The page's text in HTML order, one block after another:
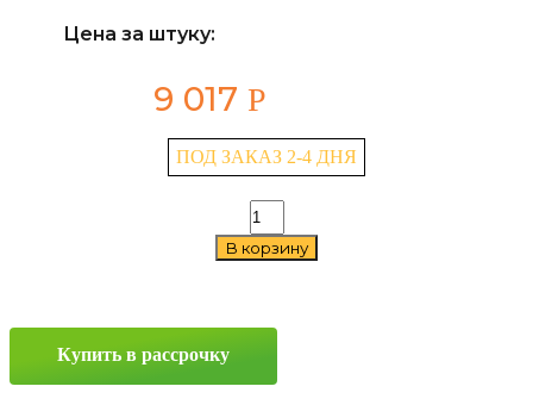
Цена за штуку:
9 017 Р
ПОД ЗАКАЗ 2-4 ДНЯ
Количество
товара
Khomen
CS35
6.5x16
В корзину
Купить в рассрочку